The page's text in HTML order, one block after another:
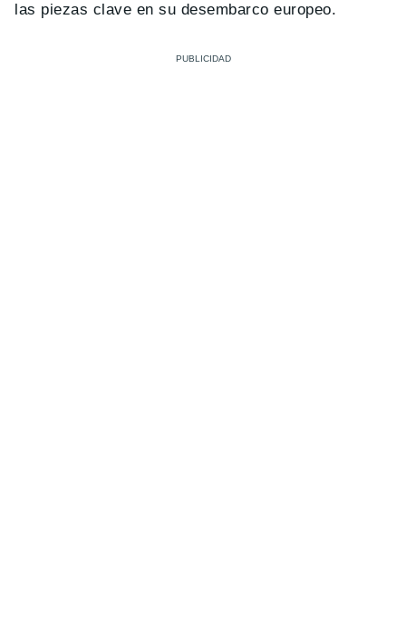
las piezas clave en su desembarco europeo.